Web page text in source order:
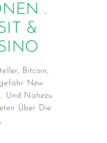
.
&
Bitcoin,
New
Und Nahezu
Über Die